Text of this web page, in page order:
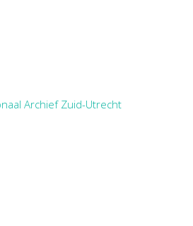
Archief Zuid-Utrecht